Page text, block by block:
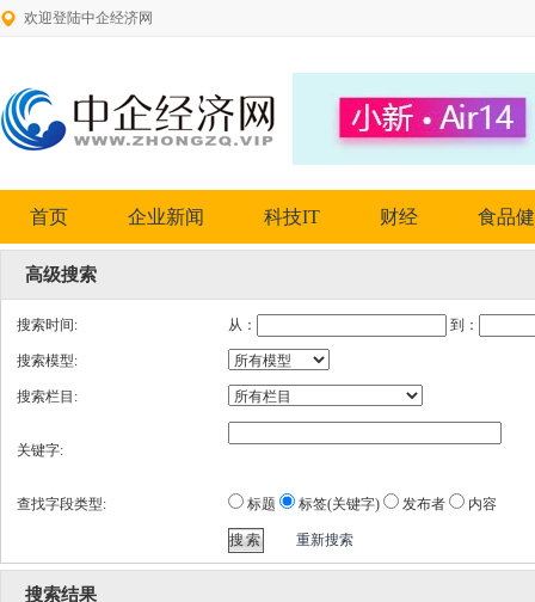
欢迎登陆中企经济网
首页 企业新闻 科技IT 财经 食品
高级搜索
搜索时间: 从： 到：
搜索模型:
搜索栏目:
关键字:
查找字段类型: 标题 标签(关键字) 发布者 内容
重新搜索
搜索结果